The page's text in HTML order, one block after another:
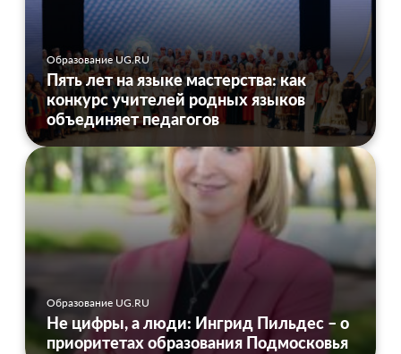
Образование UG.RU
Пять лет на языке мастерства: как
конкурс учителей родных языков
объединяет педагогов
Образование UG.RU
Не цифры, а люди: Ингрид Пильдес – о
приоритетах образования Подмосковья